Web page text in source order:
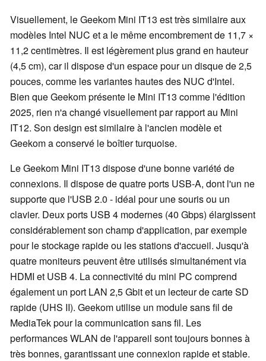
Visuellement, le Geekom Mini IT13 est très similaire aux
modèles Intel NUC et a le même encombrement de 11,7 ×
11,2 centimètres. Il est légèrement plus grand en hauteur
(4,5 cm), car il dispose d'un espace pour un disque de 2,5
pouces, comme les variantes hautes des NUC d'Intel.
Bien que Geekom présente le Mini IT13 comme l'édition
2025, rien n'a changé visuellement par rapport au Mini
IT12. Son design est similaire à l'ancien modèle et
Geekom a conservé le boîtier turquoise.
Le Geekom Mini IT13 dispose d'une bonne variété de
connexions. Il dispose de quatre ports USB-A, dont l'un ne
supporte que l'USB 2.0 - idéal pour une souris ou un
clavier. Deux ports USB 4 modernes (40 Gbps) élargissent
considérablement son champ d'application, par exemple
pour le stockage rapide ou les stations d'accueil. Jusqu'à
quatre moniteurs peuvent être utilisés simultanément via
HDMI et USB 4. La connectivité du mini PC comprend
également un port LAN 2,5 Gbit et un lecteur de carte SD
rapide (UHS II). Geekom utilise un module sans fil de
MediaTek pour la communication sans fil. Les
performances WLAN de l'appareil sont toujours bonnes à
très bonnes, garantissant une connexion rapide et stable.